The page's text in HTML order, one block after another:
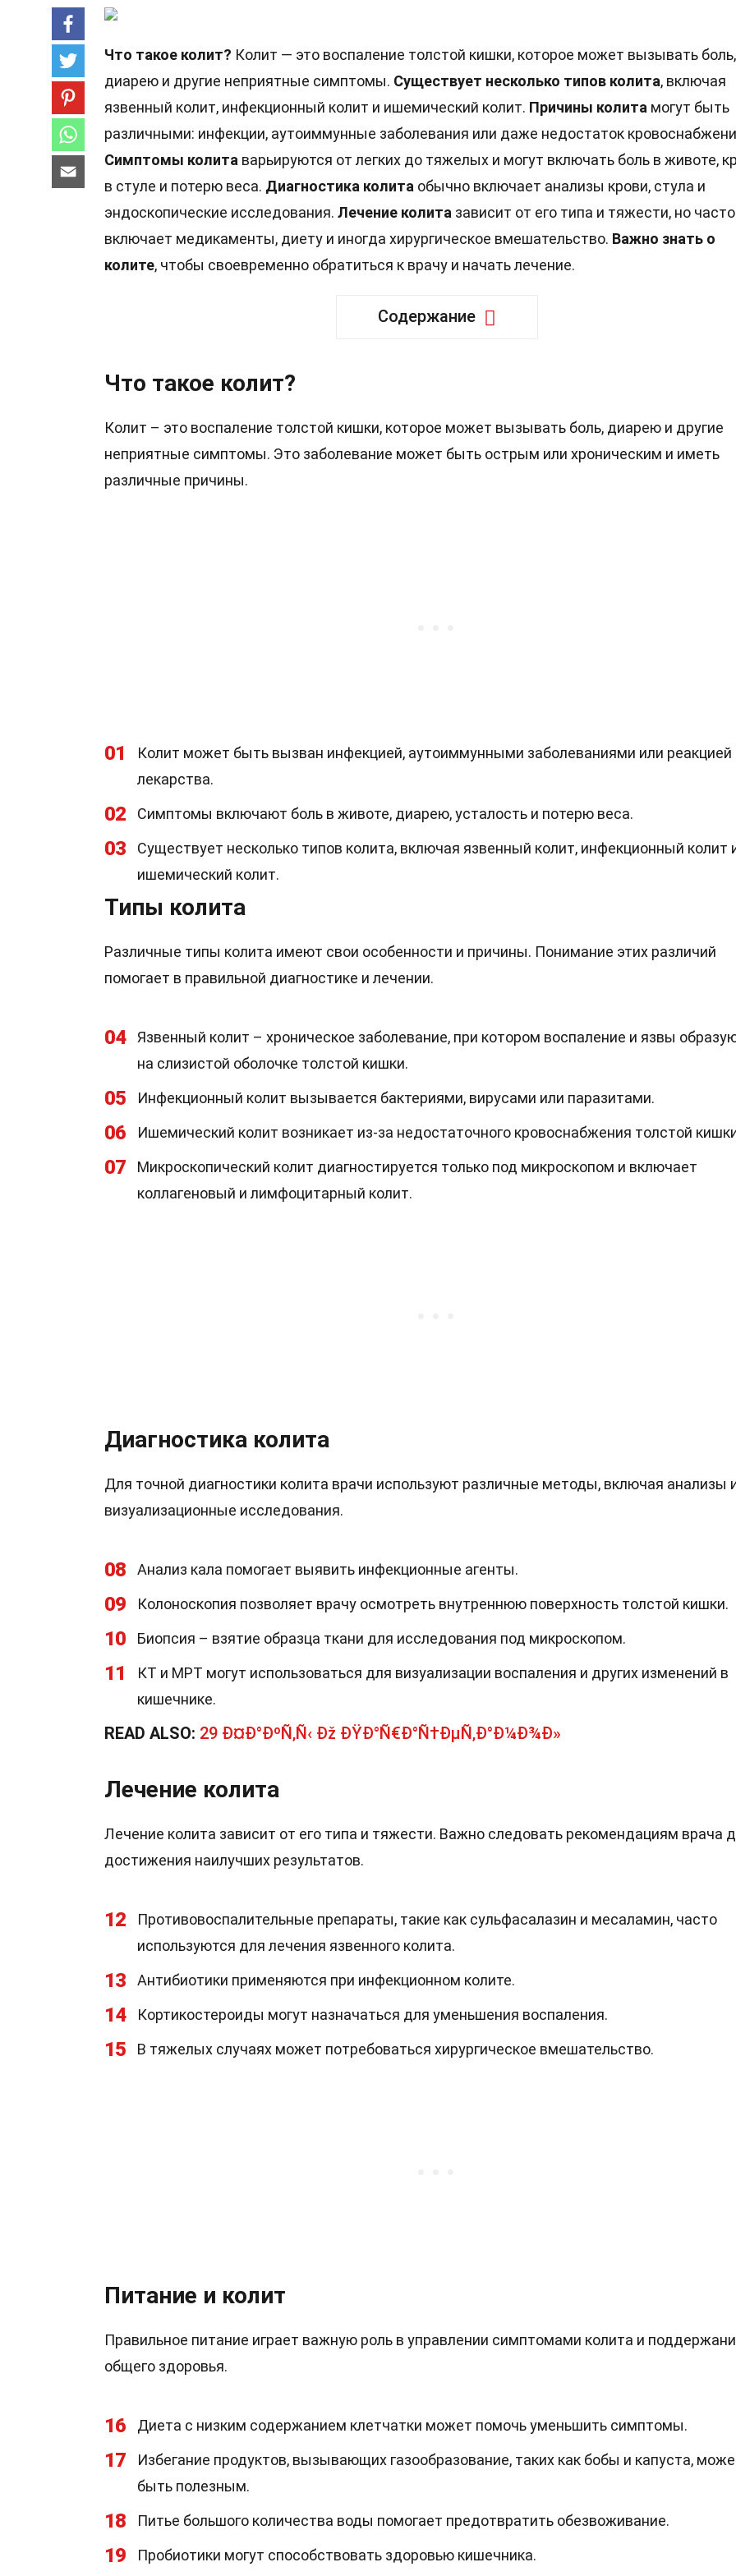
Что такое колит? Колит — это воспаление толстой кишки, которое может вызывать боль,
диарею и другие неприятные симптомы. Существует несколько типов колита, включая
язвенный колит, инфекционный колит и ишемический колит. Причины колита могут быть
различными: инфекции, аутоиммунные заболевания или даже недостаток
Симптомы колита варьируются от легких до тяжелых и могут включать боль в животе,
в стуле и потерю веса. Диагностика колита обычно включает анализы крови, стула и
эндоскопические исследования. Лечение колита зависит от его типа и тяжести, но часто
включает медикаменты, диету и иногда хирургическое вмешательство. Важно знать о
колите, чтобы своевременно обратиться к врачу и начать лечение.
Содержание
Что такое колит?
Колит – это воспаление толстой кишки, которое может вызывать боль, диарею и другие
неприятные симптомы. Это заболевание может быть острым или хроническим и иметь
различные причины.
01
Колит может быть вызван инфекцией, аутоиммунными заболеваниями или реакцией
лекарства.
02 Симптомы включают боль в животе, диарею, усталость и потерю веса.
03
Существует несколько типов колита, включая язвенный колит, инфекционный колит
ишемический колит.
Типы колита
Различные типы колита имеют свои особенности и причины. Понимание этих различий
помогает в правильной диагностике и лечении.
04
Язвенный колит – хроническое заболевание, при котором воспаление и язвы
на слизистой оболочке толстой кишки.
05 Инфекционный колит вызывается бактериями, вирусами или паразитами.
06 Ишемический колит возникает из-за недостаточного кровоснабжения толстой
07
Микроскопический колит диагностируется только под микроскопом и включает
коллагеновый и лимфоцитарный колит.
Диагностика колита
Для точной диагностики колита врачи используют различные методы, включая анализы
визуализационные исследования.
08 Анализ кала помогает выявить инфекционные агенты.
09 Колоноскопия позволяет врачу осмотреть внутреннюю поверхность толстой кишки.
10 Биопсия – взятие образца ткани для исследования под микроскопом.
11
КТ и МРТ могут использоваться для визуализации воспаления и других изменений в
кишечнике.
READ ALSO: 29 Ð¤Ð°ÐºÑ‚Ñ‹ Ðž ÐŸÐ°Ñ€Ð°Ñ†ÐµÑ‚Ð°Ð¼Ð¾Ð»
Лечение колита
Лечение колита зависит от его типа и тяжести. Важно следовать рекомендациям врача
достижения наилучших результатов.
12
Противовоспалительные препараты, такие как сульфасалазин и месаламин, часто
используются для лечения язвенного колита.
13 Антибиотики применяются при инфекционном колите.
14 Кортикостероиды могут назначаться для уменьшения воспаления.
15 В тяжелых случаях может потребоваться хирургическое вмешательство.
Питание и колит
Правильное питание играет важную роль в управлении симптомами колита и
общего здоровья.
16 Диета с низким содержанием клетчатки может помочь уменьшить симптомы.
17
Избегание продуктов, вызывающих газообразование, таких как бобы и капуста,
быть полезным.
18 Питье большого количества воды помогает предотвратить обезвоживание.
19 Пробиотики могут способствовать здоровью кишечника.